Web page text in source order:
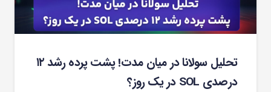
تحلیل سولانا در میان مدت! پشت پرده رشد ۱۲
درصدی SOL در یک روز؟